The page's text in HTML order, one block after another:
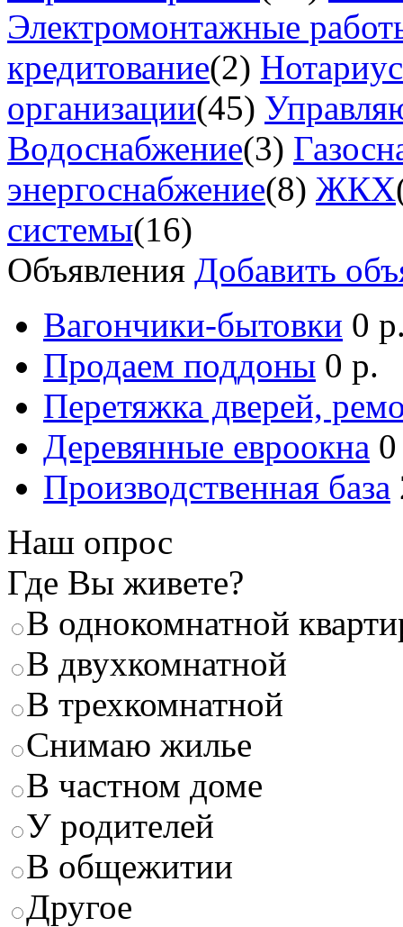
Электромонтажные
кредитование(2)
организации(45)
Водоснабжение(3)
энергоснабжение(8) ЖКХ
системы(16)
Объявления Добавить
Вагончики-бытовки 0
Продаем поддоны 0 р.
Перетяжка дверей,
Деревянные евроокна
Производственная база
Наш опрос
Где Вы живете?
В однокомнатной
В двухкомнатной
В трехкомнатной
Снимаю жилье
В частном доме
У родителей
В общежитии
Другое